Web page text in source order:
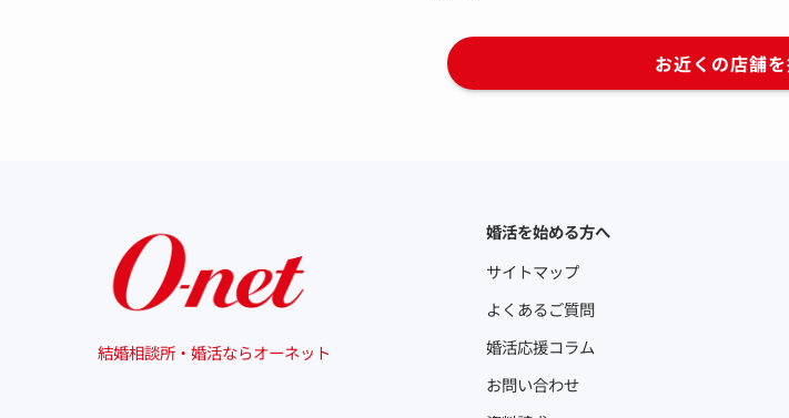
お近くの店舗
結婚相談所・婚活ならオーネット
婚活を始める方へ
サイトマップ
よくあるご質問
婚活応援コラム
お問い合わせ